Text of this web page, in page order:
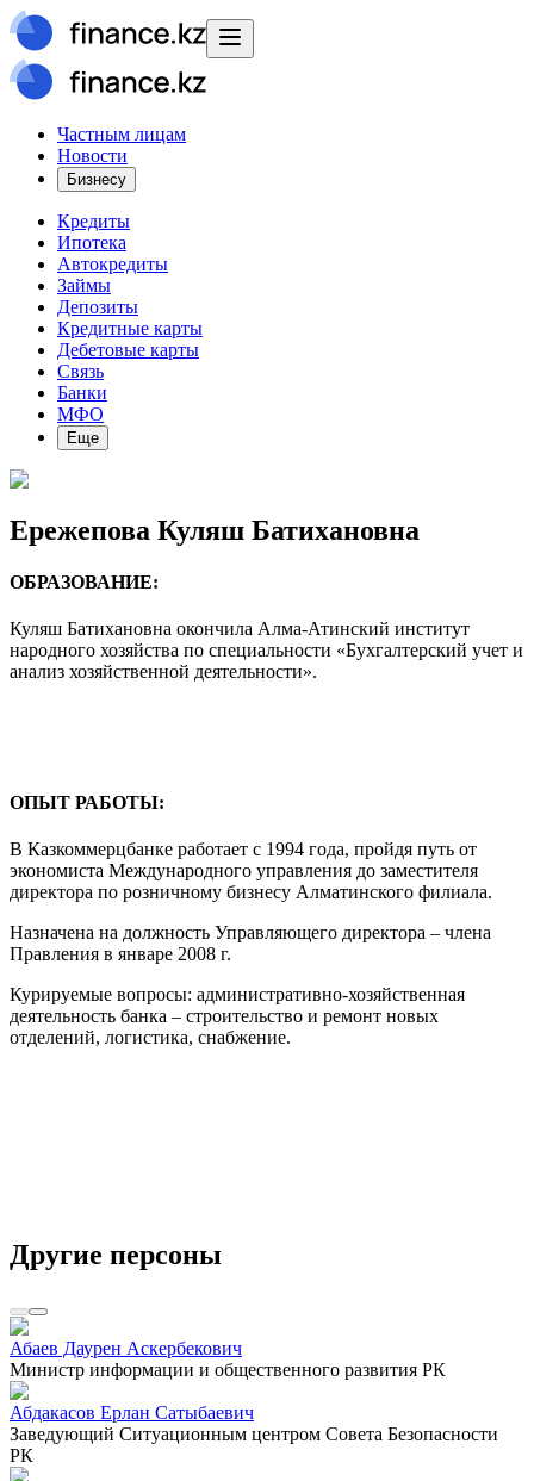
Частным лицам
Новости
Бизнесу
Кредиты
Ипотека
Автокредиты
Займы
Депозиты
Кредитные карты
Дебетовые карты
Связь
Банки
МФО
Еще
Ережепова Куляш Батихановна
ОБРАЗОВАНИЕ:
Куляш Батихановна окончила Алма-Атинский институт
народного хозяйства по специальности «Бухгалтерский учет и
анализ хозяйственной деятельности».
ОПЫТ РАБОТЫ:
В Казкоммерцбанке работает с 1994 года, пройдя путь от
экономиста Международного управления до заместителя
директора по розничному бизнесу Алматинского филиала.
Назначена на должность Управляющего директора – члена
Правления в январе 2008 г.
Курируемые вопросы: административно-хозяйственная
деятельность банка – строительство и ремонт новых
отделений, логистика, снабжение.
Другие персоны
Абаев Даурен Аскербекович
Министр информации и общественного развития РК
Абдакасов Ерлан Сатыбаевич
Заведующий Ситуационным центром Совета Безопасности
РК